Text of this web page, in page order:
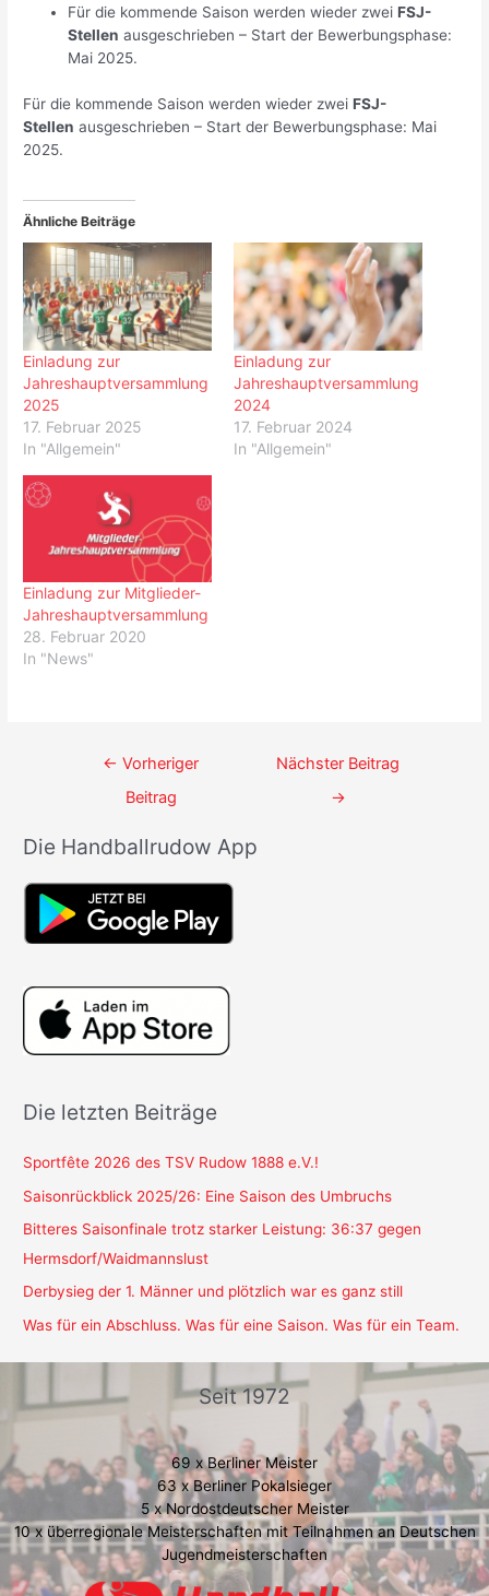
Für die kommende Saison werden wieder zweiFSJ-
Stellen ausgeschrieben – Start der Bewerbungsphase:
Mai 2025.
Für die kommende Saison werden wieder zweiFSJ-
Stellen ausgeschrieben – Start der Bewerbungsphase: Mai
2025.
Ähnliche Beiträge
Einladung zur
Jahreshauptversammlung
2025
17. Februar 2025
In "Allgemein"
Einladung zur
Jahreshauptversammlung
2024
17. Februar 2024
In "Allgemein"
Einladung zur Mitglieder-
Jahreshauptversammlung
28. Februar 2020
In "News"
Beitrags-
← Vorheriger
Beitrag
Nächster Beitrag
→
Die Handballrudow App
Die letzten Beiträge
Sportfête 2026 des TSV Rudow 1888 e.V.!
Saisonrückblick 2025/26: Eine Saison des Umbruchs
Bitteres Saisonfinale trotz starker Leistung: 36:37 gegen
Hermsdorf/Waidmannslust
Derbysieg der 1. Männer und plötzlich war es ganz still
Was für ein Abschluss. Was für eine Saison. Was für ein Team.
Seit 1972
69 x Berliner Meister
63 x Berliner Pokalsieger
5 x Nordostdeutscher Meister
10 x überregionale Meisterschaften mit Teilnahmen an Deutschen
Jugendmeisterschaften